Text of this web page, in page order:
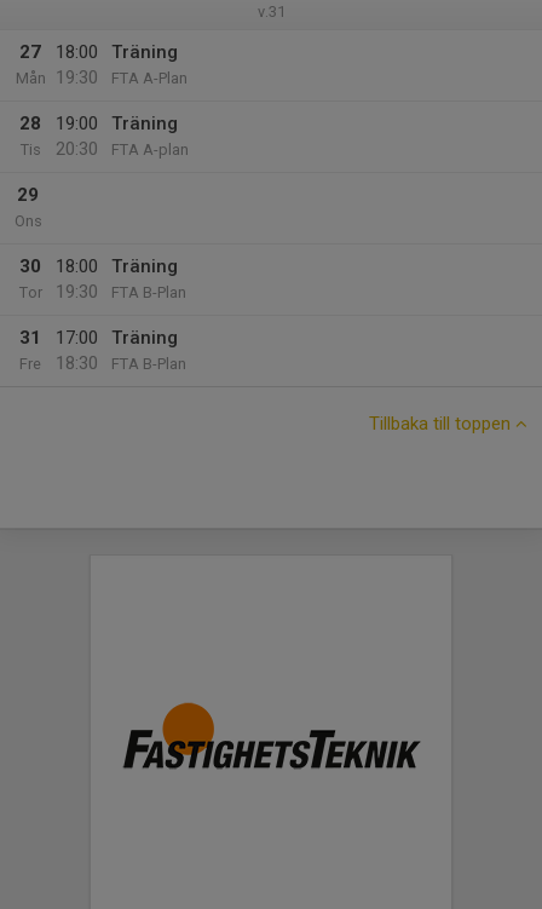
v.31
27
Mån
18:00
19:30
Träning
FTA A-Plan
28
Tis
19:00
20:30
Träning
FTA A-plan
29
Ons
30
Tor
18:00
19:30
Träning
FTA B-Plan
31
Fre
17:00
18:30
Träning
FTA B-Plan
Tillbaka till toppen